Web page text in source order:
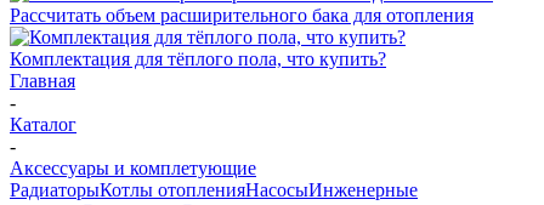
Рассчитать объем расширительного бака для отопления
Комплектация для тёплого пола, что купить?
Главная
-
Каталог
-
Аксессуары и комплетующие
РадиаторыКотлы отопленияНасосыИнженерные